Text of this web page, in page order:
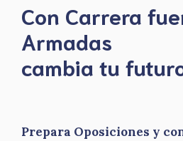
Con Carrera
Armadas
​cambia tu
Prepara Oposiciones y